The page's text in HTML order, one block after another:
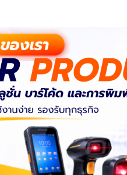
ดาวน์โหลดไดร์เวอร์
วีดีโอแนะนำ
บริ
สต็อ
ปัญห
ธุรกิ
อย่า
ต้อง